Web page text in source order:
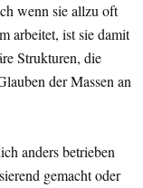
wenn sie allzu oft
arbeitet, ist sie damit
Strukturen, die
der Massen an
anders betrieben
gemacht oder